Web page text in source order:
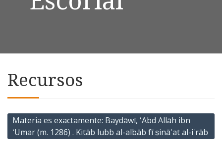
Recursos
Materia es exactamente Bayḍāwī, ʻAbd Allāh ibn
ʻUmar (m. 1286) . Kitāb lubb al-albāb fī ṣinā'at al-i'rāb